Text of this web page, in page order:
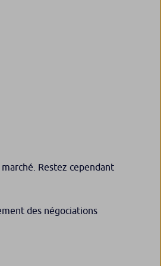
Restez cependant
des négociations